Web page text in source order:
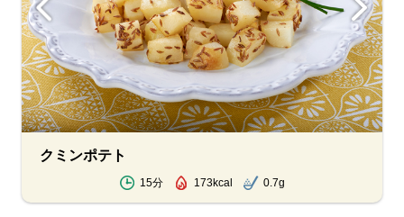
クミンポテト
15分 173kcal 0.7g